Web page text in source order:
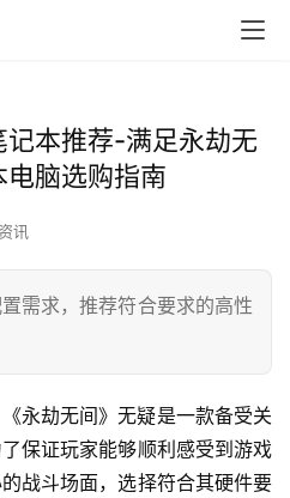
本推荐-满足永劫无
脑选购指南
讯
需求，推荐符合要求的高性
永劫无间》无疑是一款备受关
保证玩家能够顺利感受到游戏
战斗场面，选择符合其硬件要